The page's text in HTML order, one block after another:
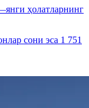
ҳолатларнинг
сони эса 1 751